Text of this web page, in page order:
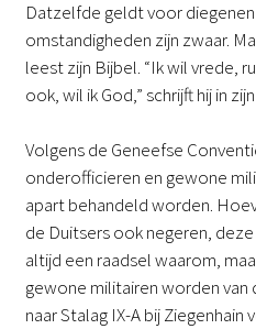
Datzelfde geldt voor
omstandigheden zijn zwaar.
leest zijn Bijbel. “Ik wil vrede,
ook, wil ik God,” schrijft hij in
Volgens de Geneefse
onderofficieren en gewone
apart behandeld worden.
de Duitsers ook negeren,
altijd een raadsel waarom,
gewone militairen worden van
naar Stalag IX-A bij